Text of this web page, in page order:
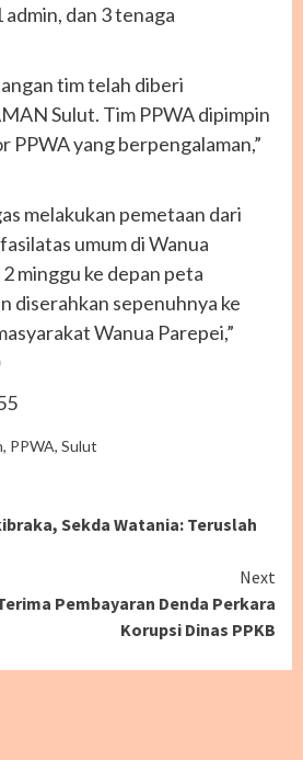
dan 3 tenaga
tim telah diberi
Sulut. Tim PPWA dipimpin
PPWA yang berpengalaman,”
melakukan pemetaan dari
umum di Wanua
minggu ke depan peta
diserahkan sepenuhnya ke
Wanua Parepei,”
, PPWA, Sulut
Sekda Watania: Teruslah
Next
Pembayaran Denda Perkara
Korupsi Dinas PPKB